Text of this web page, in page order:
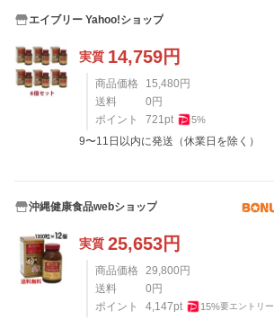
エイブリー Yahoo!ショップ
実質 14,759円
商品価格 15,480円
送料
0円
ポイント
721 pt 5%
9〜11日以内に発送（休業日を除く）
沖縄健康食品webショップ
実質 25,653円
商品価格 29,800円
送料
0円
ポイント
4,147pt 15%要エントリー